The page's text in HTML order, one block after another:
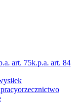
art. 75k.p.a. art. 84
orzecznictwo